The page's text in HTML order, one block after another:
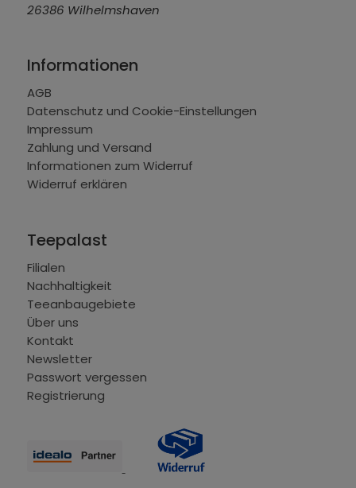
26386 Wilhelmshaven
Informationen
AGB
Datenschutz und Cookie-Einstellungen
Impressum
Zahlung und Versand
Informationen zum Widerruf
Widerruf erklären
Teepalast
Filialen
Nachhaltigkeit
Teeanbaugebiete
Über uns
Kontakt
Newsletter
Passwort vergessen
Registrierung